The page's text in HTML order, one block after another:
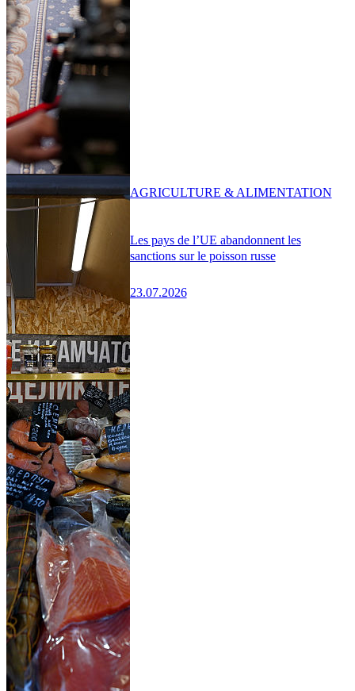
Les pays de l’UE abandonnent les
sanctions sur le poisson russe
23.07.2026
AGRICULTURE & ALIMENTATION